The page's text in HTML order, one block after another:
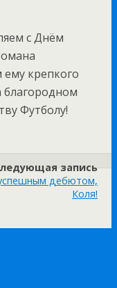
с Днём
крепкого
благородном
Футболу!
запись
дебютом,
Коля!